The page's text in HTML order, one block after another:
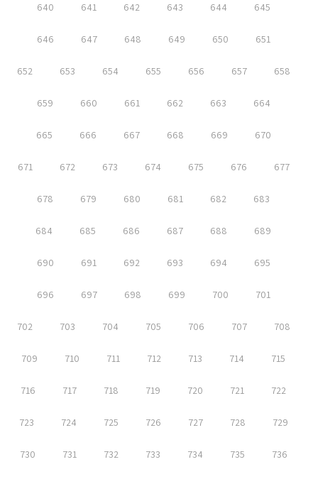
640 641 642 643 644 645
646 647 648 649 650 651
652 653 654 655 656 657 658
659 660 661 662 663 664
665 666 667 668 669 670
671 672 673 674 675 676 677
678 679 680 681 682 683
684 685 686 687 688 689
690 691 692 693 694 695
696 697 698 699 700 701
702 703 704 705 706 707 708
709 710 711 712 713 714 715
716 717 718 719 720 721 722
723 724 725 726 727 728 729
730 731 732 733 734 735 736